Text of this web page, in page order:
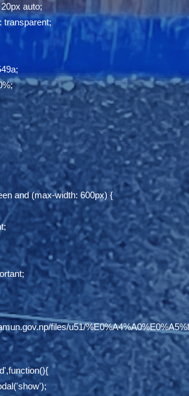
auto;
transparent;
and (max-width: 600px) {
files/u51/